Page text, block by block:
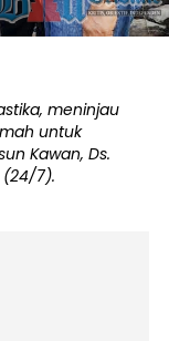
meninjau
untuk
Kawan, Ds.
(24/7).